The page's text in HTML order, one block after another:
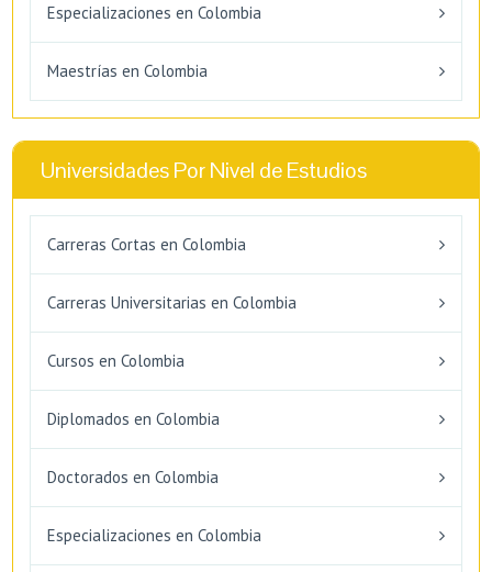
Especializaciones en Colombia
Maestrías en Colombia
Universidades Por Nivel de Estudios
Carreras Cortas en Colombia
Carreras Universitarias en Colombia
Cursos en Colombia
Diplomados en Colombia
Doctorados en Colombia
Especializaciones en Colombia